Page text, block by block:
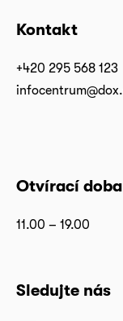
Kontakt
+420 295 568 123
Otvírací
11.00 – 19.00
Sledujte nás